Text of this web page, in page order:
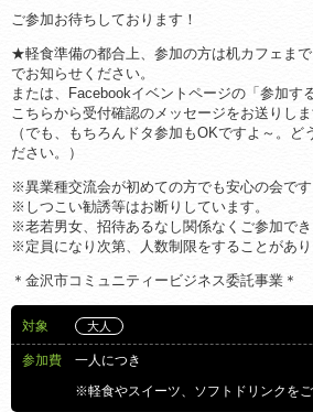
ご参加お待ちしております！
★軽食準備の都合上、参加の方は机カフェまで
でお知らせください。
または、Facebookイベントページの「参加す
こちらから受付確認のメッセージをお送りしま
（でも、もちろんドタ参加もOKですよ～。ど
ださい。）
※異業種交流会が初めての方でも安心の会です
※しつこい勧誘等はお断りしています。
※老若男女、招待あるなし関係なくご参加でき
※定員になり次第、人数制限をすることがあり
＊金沢市コミュニティービジネス委託事業＊
対象 大人
参加費 一人につき
※軽食やスイーツ、ソフトドリンクをご